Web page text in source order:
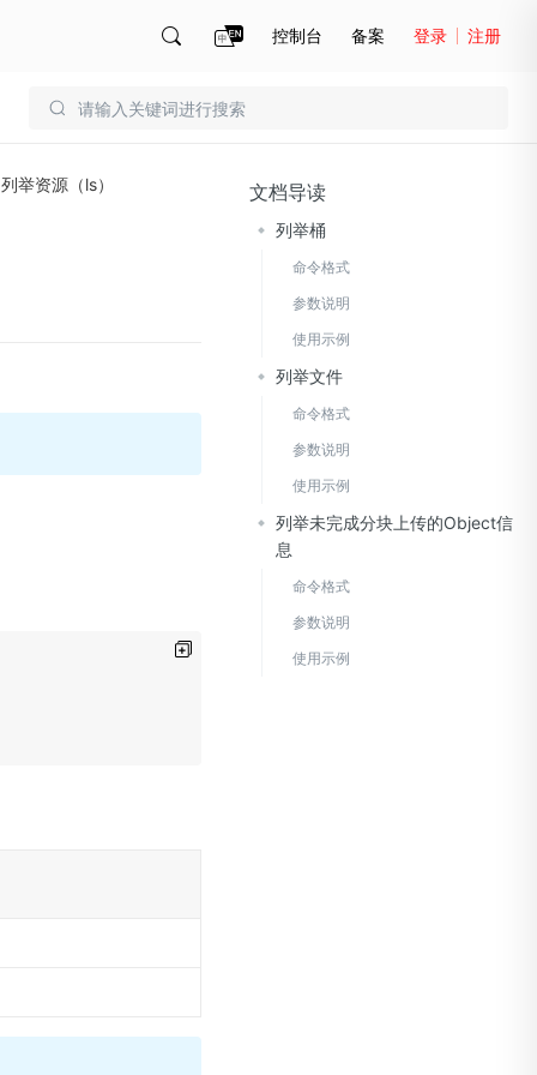
控制台 备案 登录 注册
列举资源（ls） 文档导读
列举桶
命令格式
参数说明
使用示例
列举文件
命令格式
参数说明
使用示例
列举未完成分块上传的Object信
息
命令格式
参数说明
使用示例